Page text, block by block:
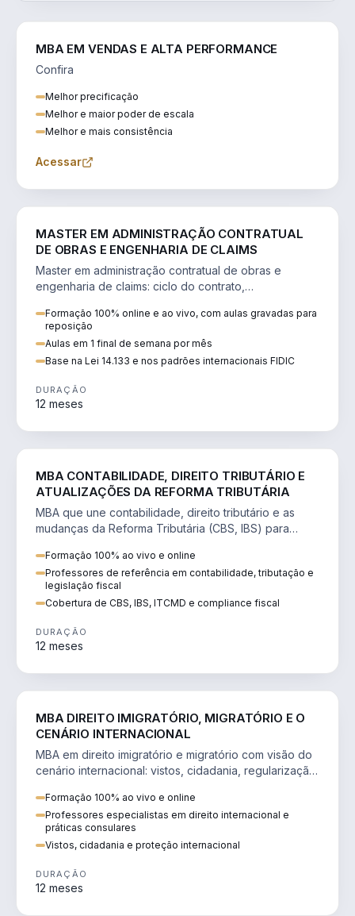
MBA EM VENDAS E ALTA PERFORMANCE
Confira
Melhor precificação
Melhor e maior poder de escala
Melhor e mais consistência
Acessar
MASTER EM ADMINISTRAÇÃO CONTRATUAL
DE OBRAS E ENGENHARIA DE CLAIMS
Master em administração contratual de obras e
engenharia de claims: ciclo do contrato,
Formação 100% online e ao vivo, com aulas gravadas para
reposição
Aulas em 1 final de semana por mês
Base na Lei 14.133 e nos padrões internacionais FIDIC
DURAÇÃO
12 meses
MBA CONTABILIDADE, DIREITO TRIBUTÁRIO E
ATUALIZAÇÕES DA REFORMA TRIBUTÁRIA
MBA que une contabilidade, direito tributário e as
mudanças da Reforma Tributária (CBS, IBS) para
Formação 100% ao vivo e online
Professores de referência em contabilidade, tributação e
legislação fiscal
Cobertura de CBS, IBS, ITCMD e compliance fiscal
DURAÇÃO
12 meses
MBA DIREITO IMIGRATÓRIO, MIGRATÓRIO E O
CENÁRIO INTERNACIONAL
MBA em direito imigratório e migratório com visão do
cenário internacional: vistos, cidadania, regularização
Formação 100% ao vivo e online
Professores especialistas em direito internacional e
práticas consulares
Vistos, cidadania e proteção internacional
DURAÇÃO
12 meses